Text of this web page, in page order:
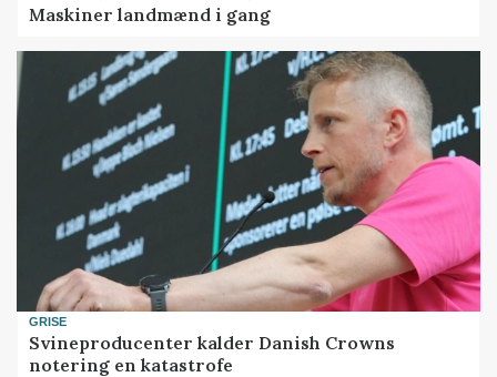
Maskiner landmænd i gang
GRISE
Svineproducenter kalder Danish Crowns
notering en katastrofe